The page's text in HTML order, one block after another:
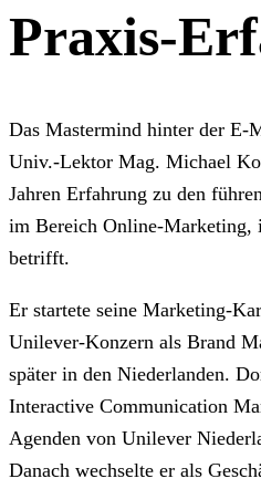
Praxis-
Das Mastermind hinter der
Univ.-Lektor Mag. Michael
Jahren Erfahrung zu den
im Bereich Online-Marketing,
betrifft.
Er startete seine Marketing-
Unilever-Konzern als Brand
später in den Niederlanden.
Interactive Communication
Agenden von Unilever
Danach wechselte er als